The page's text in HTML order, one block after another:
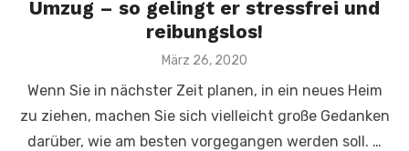
Umzug – so gelingt er stressfrei und
reibungslos!
Veröffentlicht
März 26, 2020
Wenn Sie in nächster Zeit planen, in ein neues Heim
zu ziehen, machen Sie sich vielleicht große Gedanken
darüber, wie am besten vorgegangen werden soll. …